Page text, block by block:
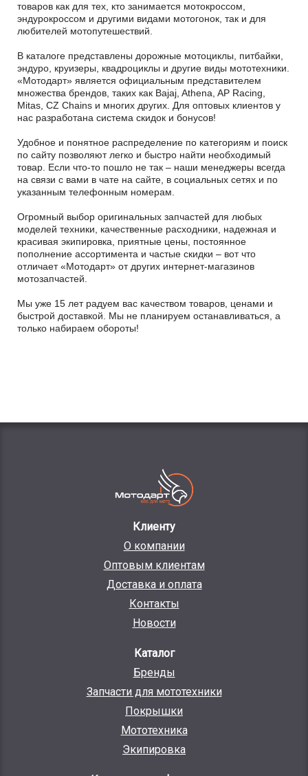
товаров как для тех, кто занимается мотокроссом,
эндурокроссом и другими видами мотогонок, так и для
любителей мотопутешествий.
В каталоге представлены дорожные мотоциклы, питбайки,
эндуро, круизеры, квадроциклы и другие виды мототехники.
«Мотодарт» является официальным представителем
множества брендов, таких как Bajaj, Athena, AP Racing,
Mitas, CZ Chains и многих других. Для оптовых клиентов у
нас разработана система скидок и бонусов!
Удобное и понятное распределение по категориям и поиск
по сайту позволяют легко и быстро найти необходимый
товар. Если что-то пошло не так – наши менеджеры всегда
на связи с вами в чате на сайте, в социальных сетях и по
указанным телефонным номерам.
Огромный выбор оригинальных запчастей для любых
моделей техники, качественные расходники, надежная и
красивая экипировка, приятные цены, постоянное
пополнение ассортимента и частые скидки – вот что
отличает «Мотодарт» от других интернет-магазинов
мотозапчастей.
Мы уже 15 лет радуем вас качеством товаров, ценами и
быстрой доставкой. Мы не планируем останавливаться, а
только набираем обороты!
Клиенту
О компании
Оптовым клиентам
Доставка и оплата
Контакты
Новости
Каталог
Бренды
Запчасти для мототехники
Покрышки
Мототехника
Экипировка